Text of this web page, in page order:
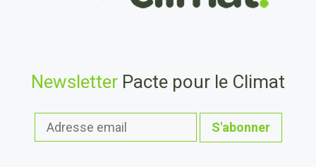
Newsletter Pacte pour le Climat